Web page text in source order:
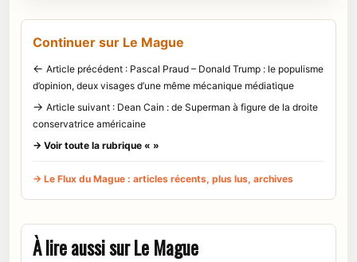
Continuer sur Le Mague
← Article précédent : Pascal Praud – Donald Trump : le populisme
d’opinion, deux visages d’une même mécanique médiatique
→ Article suivant : Dean Cain : de Superman à figure de la droite
conservatrice américaine
→ Voir toute la rubrique « »
→ Le Flux du Mague : articles récents, plus lus, archives
À lire aussi sur Le Mague